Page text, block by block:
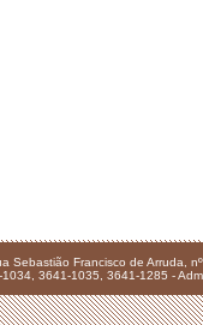
Sebastião Francisco de Arruda,
3641-1035, 3641-1285 -